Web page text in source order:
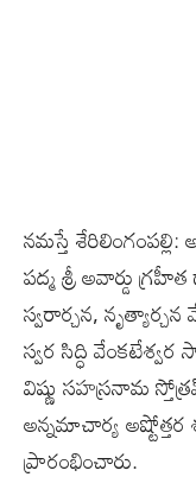
నమస్తే
పద్మ శ్రీ అవార్డు
స్వరార్చన,
స్వర సిద్ధి
విష్ణు సహస్రనామ
అన్నమాచార్య
ప్రారంభించారు.